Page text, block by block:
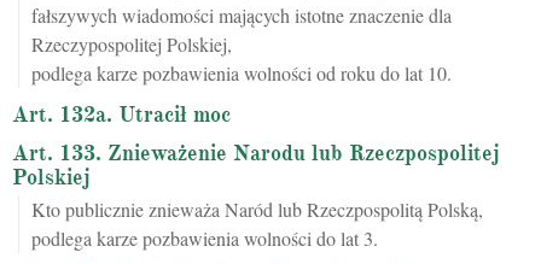
fałszywych wiadomości mających istotne znaczenie dla
Rzeczypospolitej Polskiej,
podlega karze pozbawienia wolności od roku do lat 10.
Art. 132a. Utracił moc
Art. 133. Znieważenie Narodu lub Rzeczpospolitej
Polskiej
Kto publicznie znieważa Naród lub Rzeczpospolitą Polską,
podlega karze pozbawienia wolności do lat 3.